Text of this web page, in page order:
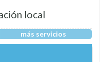
local
más servicios